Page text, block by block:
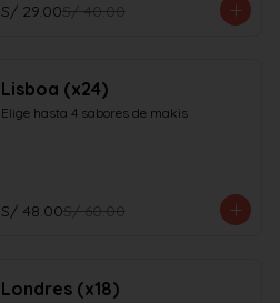
S/ 29.00S/ 40.00
Lisboa (x24)
Elige hasta 4 sabores de makis
S/ 48.00S/ 60.00
Londres (x18)